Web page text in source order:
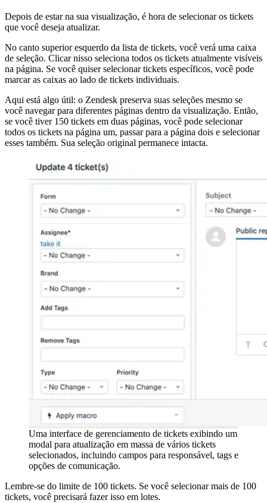
Depois de estar na sua visualização, é hora de selecionar os tickets
que você deseja atualizar.
No canto superior esquerdo da lista de tickets, você verá uma caixa
de seleção. Clicar nisso seleciona todos os tickets atualmente visíveis
na página. Se você quiser selecionar tickets específicos, você pode
marcar as caixas ao lado de tickets individuais.
Aqui está algo útil: o Zendesk preserva suas seleções mesmo se
você navegar para diferentes páginas dentro da visualização. Então,
se você tiver 150 tickets em duas páginas, você pode selecionar
todos os tickets na página um, passar para a página dois e selecionar
esses também. Sua seleção original permanece intacta.
Uma interface de gerenciamento de tickets exibindo um
modal para atualização em massa de vários tickets
selecionados, incluindo campos para responsável, tags e
opções de comunicação.
Lembre-se do limite de 100 tickets. Se você selecionar mais de 100
tickets, você precisará fazer isso em lotes.